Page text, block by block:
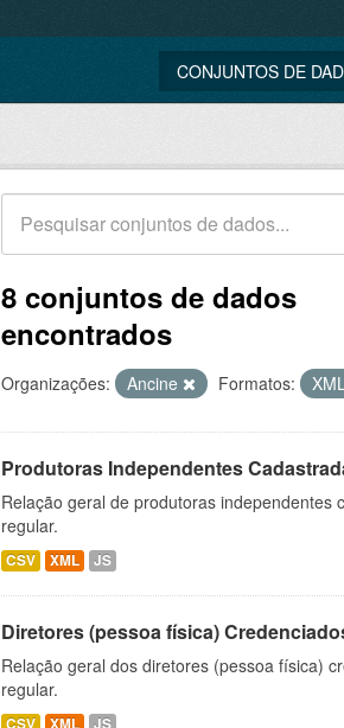
CONJUNTOS DE
8 conjuntos de dados
encontrados
Organizações: Ancine Formatos:
Produtoras Independentes
Relação geral de produtoras independentes
regular.
CSV XML JS
Diretores (pessoa física)
Relação geral dos diretores (pessoa física)
regular.
CSV XML JS